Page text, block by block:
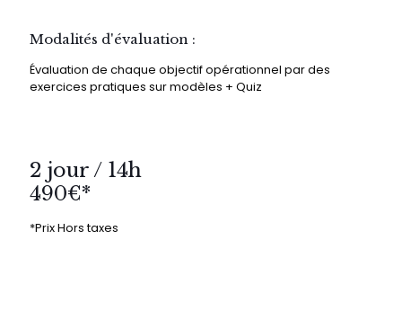
Modalités d'évaluation :
Évaluation de chaque objectif opérationnel par des
exercices pratiques sur modèles + Quiz
2 jour / 14h
490€*
*Prix Hors taxes